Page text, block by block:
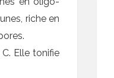
riche en
Elle tonifie